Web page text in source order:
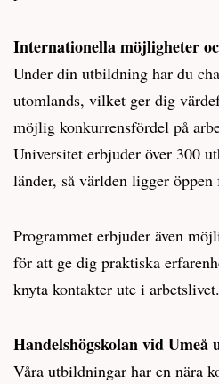
Internationella möjligheter
Under din utbildning har du
utomlands, vilket ger dig
möjlig konkurrensfördel på
Universitet erbjuder över 300
länder, så världen ligger
Programmet erbjuder även
för att ge dig praktiska
knyta kontakter ute i arbetslivet.
Handelshögskolan vid Umeå
Våra utbildningar har en nära